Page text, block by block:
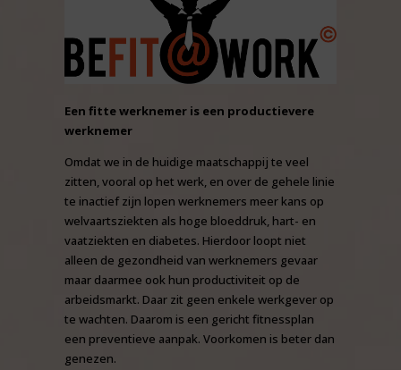
Een fitte werknemer is een productievere
werknemer
Omdat we in de huidige maatschappij te veel
zitten, vooral op het werk, en over de gehele linie
te inactief zijn lopen werknemers meer kans op
welvaartsziekten als hoge bloeddruk, hart- en
vaatziekten en diabetes. Hierdoor loopt niet
alleen de gezondheid van werknemers gevaar
maar daarmee ook hun productiviteit op de
arbeidsmarkt. Daar zit geen enkele werkgever op
te wachten. Daarom is een gericht fitnessplan
een preventieve aanpak. Voorkomen is beter dan
genezen.